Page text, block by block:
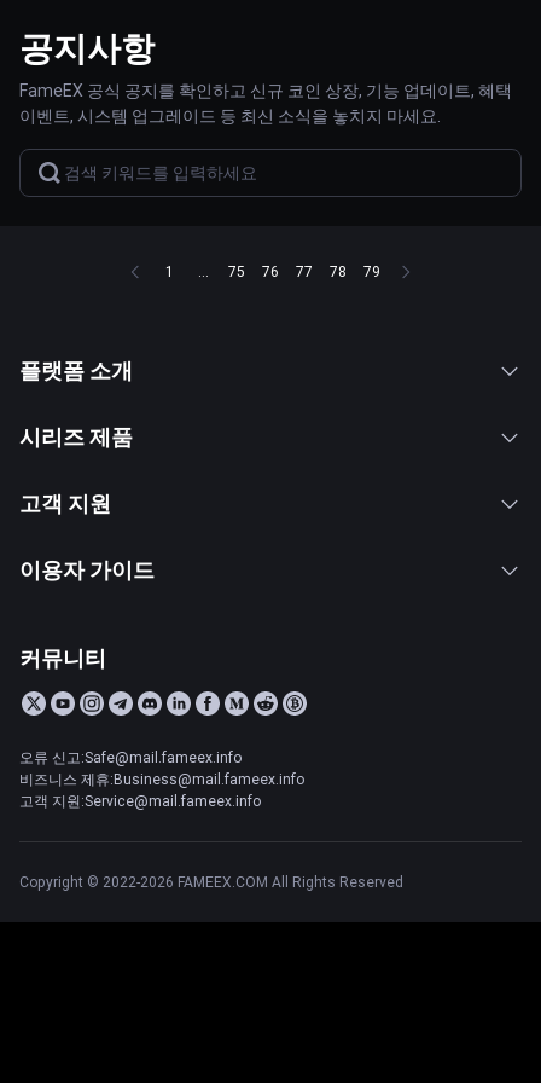
공지사항
FameEX 공식 공지를 확인하고 신규 코인 상장, 기능 업데이트, 혜택
이벤트, 시스템 업그레이드 등 최신 소식을 놓치지 마세요.
1 ... 75 76 77 78 79
플랫폼 소개
시리즈 제품
고객 지원
이용자 가이드
커뮤니티
오류 신고:Safe@mail.fameex.info
비즈니스 제휴:Business@mail.fameex.info
고객 지원:Service@mail.fameex.info
Copyright © 2022-2026 FAMEEX.COM All Rights Reserved